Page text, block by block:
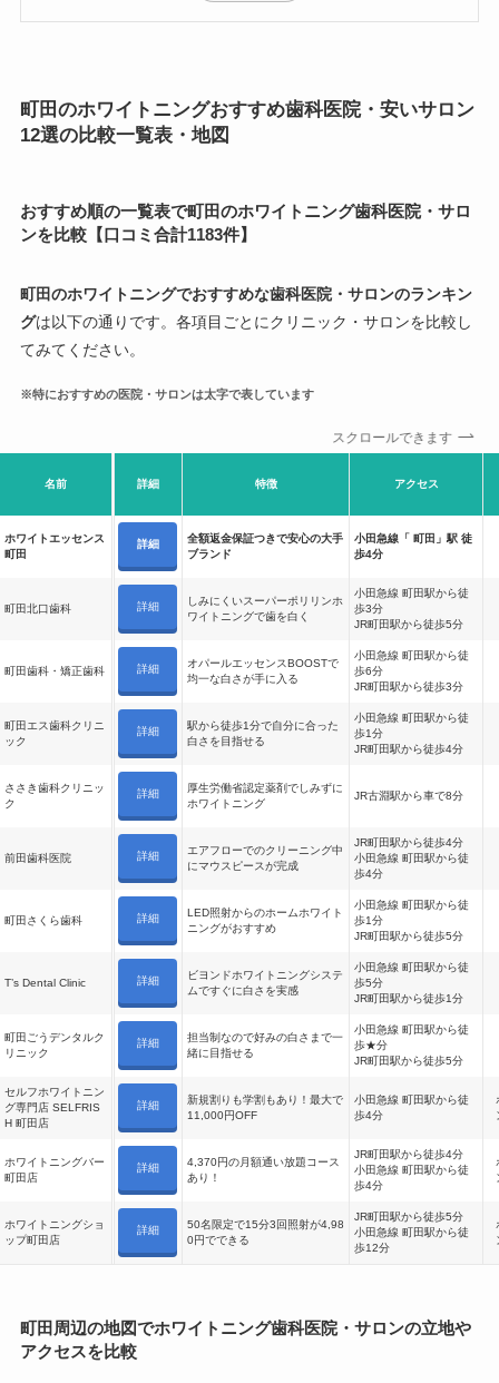
町田のホワイトニングおすすめ歯科医院・安いサロン
12選の比較一覧表・地図
おすすめ順の一覧表で町田のホワイトニング歯科医院・サロ
ンを比較【口コミ合計1183件】
町田のホワイトニングでおすすめな歯科医院・サロンのランキン
グは以下の通りです。各項目ごとにクリニック・サロンを比較し
てみてください。
※特におすすめの医院・サロンは太字で表しています
スクロールできます
名前 詳細 特徴 アクセス
ホワイトエッセンス
町田
詳細
全額返金保証つきで安心の大手
ブランド
小田急線「 町田」駅 徒
歩4分
町田北口歯科 詳細
しみにくいスーパーポリリンホ
ワイトニングで歯を白く
小田急線 町田駅から徒
歩3分
JR町田駅から徒歩5分
町田歯科・矯正歯科 詳細
オパールエッセンスBOOSTで
均一な白さが手に入る
小田急線 町田駅から徒
歩6分
JR町田駅から徒歩3分
町田エス歯科クリニ
ック
詳細
駅から徒歩1分で自分に合った
白さを目指せる
小田急線 町田駅から徒
歩1分
JR町田駅から徒歩4分
ささき歯科クリニッ
ク
詳細
厚生労働省認定薬剤でしみずに
ホワイトニング
JR古淵駅から車で8分
前田歯科医院 詳細
エアフローでのクリーニング中
にマウスピースが完成
JR町田駅から徒歩4分
小田急線 町田駅から徒
歩4分
町田さくら歯科 詳細
LED照射からのホームホワイト
ニングがおすすめ
小田急線 町田駅から徒
歩1分
JR町田駅から徒歩5分
T’s Dental Clinic 詳細
ビヨンドホワイトニングシステ
ムですぐに白さを実感
小田急線 町田駅から徒
歩5分
JR町田駅から徒歩1分
町田ごうデンタルク
リニック
詳細
担当制なので好みの白さまで一
緒に目指せる
小田急線 町田駅から徒
歩★分
JR町田駅から徒歩5分
セルフホワイトニン
グ専門店 SELFRIS
H 町田店
詳細
新規割りも学割もあり！最大で
11,000円OFF
小田急線 町田駅から徒
歩4分
ホワイトニングバー
町田店
詳細
4,370円の月額通い放題コース
あり！
JR町田駅から徒歩4分
小田急線 町田駅から徒
歩4分
ホワイトニングショ
ップ町田店
詳細
50名限定で15分3回照射が4,98
0円でできる
JR町田駅から徒歩5分
小田急線 町田駅から徒
歩12分
町田周辺の地図でホワイトニング歯科医院・サロンの立地や
アクセスを比較